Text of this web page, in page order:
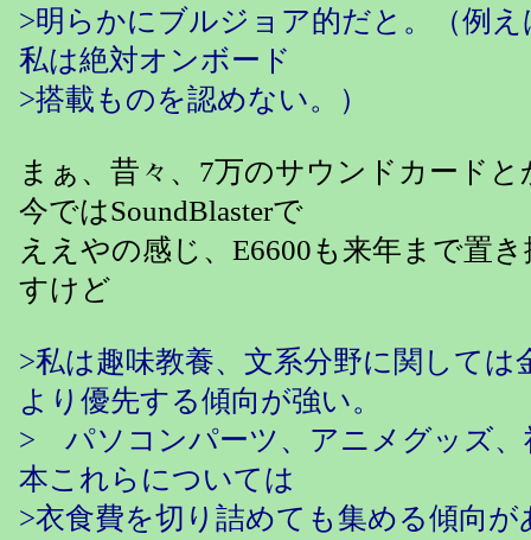
>明らかにブルジョア的だと。（例
私は絶対オンボード
>搭載ものを認めない。）
まぁ、昔々、7万のサウンドカード
今ではSoundBlasterで
ええやの感じ、E6600も来年まで置
すけど
>私は趣味教養、文系分野に関しては
より優先する傾向が強い。
> パソコンパーツ、アニメグッズ、
本これらについては
>衣食費を切り詰めても集める傾向